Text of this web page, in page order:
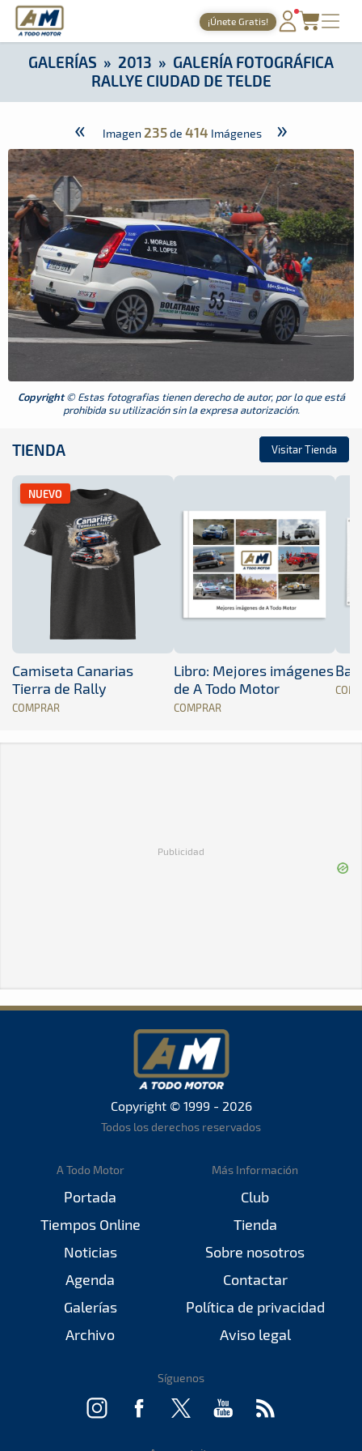
A Todo Motor · Revista del motor desde 1999
¡Únete Gratis!
PORTADA
TIEMPOS ONLINE
AGENDA
GALERÍAS
TIENDA
ARCHIVO
A Todo Motor Galería Fotográfica Rallye
GALERÍAS » 2013 » GALERÍA FOTOGRÁFICA
RALLYE CIUDAD DE TELDE
« Imagen 235de 414 Imágenes »
Copyright© Estas fotografias tienen derecho de autor, por lo que está
prohibida su utilización sin la expresa autorización.
TIENDA Visitar Tienda
NUEVO
Camiseta Canarias
Tierra de Rally
COMPRAR
Libro: Mejores imágenes
de A Todo Motor
COMPRAR
Publicidad
Copyright © 1999 - 2026
Todos los derechos reservados
A Todo Motor
Portada
Tiempos Online
Noticias
Agenda
Galerías
Archivo
Más Información
Club
Tienda
Sobre nosotros
Contactar
Política de privacidad
Aviso legal
Síguenos